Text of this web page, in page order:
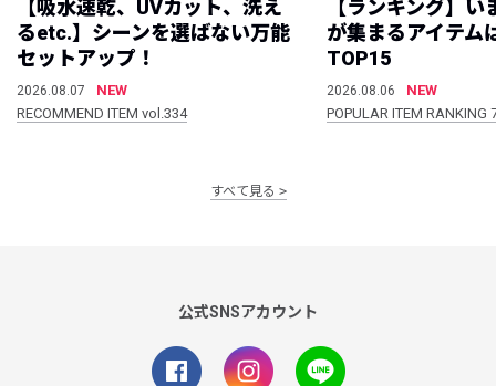
【吸水速乾、UVカット、洗え
るetc.】シーンを選ばない万能
セットアップ！
2026.08.07
NEW
RECOMMEND ITEM vol.334
【ランキング】
が集まるアイテム
TOP15
2026.08.06
NEW
POPULAR ITEM
すべて見る
公式SNSアカウント